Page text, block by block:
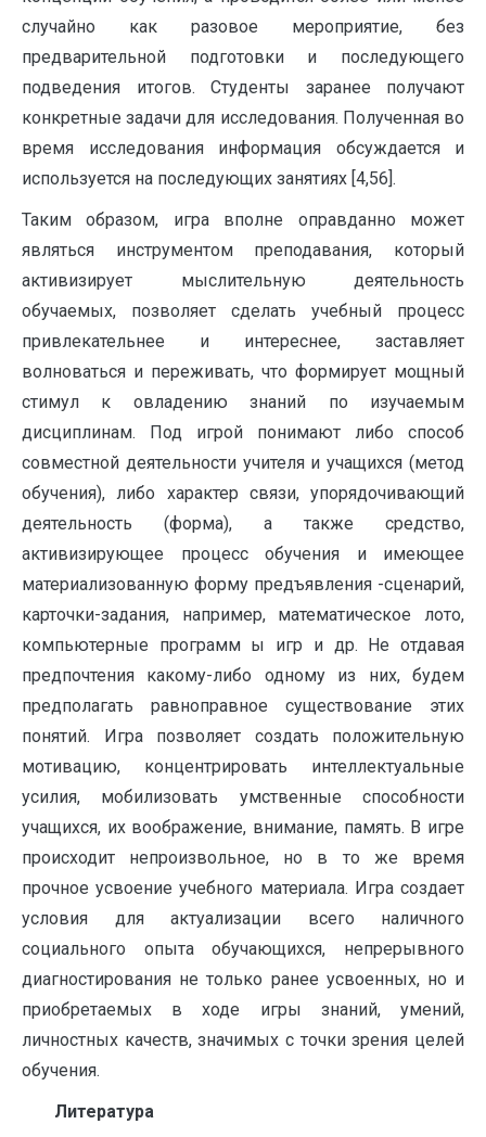
случайно как разовое мероприятие, без
предварительной подготовки и последующего
подведения итогов. Студенты заранее получают
конкретные задачи для исследования. Полученная во
время исследования информация обсуждается и
используется на последующих занятиях [4,56].
Таким образом, игра вполне оправданно может
являться инструментом преподавания, который
активизирует мыслительную деятельность
обучаемых, позволяет сделать учебный процесс
привлекательнее и интереснее, заставляет
волноваться и переживать, что формирует мощный
стимул к овладению знаний по изучаемым
дисциплинам. Под игрой понимают либо способ
совместной деятельности учителя и учащихся (метод
обучения), либо характер связи, упорядочивающий
деятельность (форма), а также средство,
активизирующее процесс обучения и имеющее
материализованную форму предъявления -сценарий,
карточки-задания, например, математическое лото,
компьютерные программ ы игр и др. Не отдавая
предпочтения какому-либо одному из них, будем
предполагать равноправное существование этих
понятий. Игра позволяет создать положительную
мотивацию, концентрировать интеллектуальные
усилия, мобилизовать умственные способности
учащихся, их воображение, внимание, память. В игре
происходит непроизвольное, но в то же время
прочное усвоение учебного материала. Игра создает
условия для актуализации всего наличного
социального опыта обучающихся, непрерывного
диагностирования не только ранее усвоенных, но и
приобретаемых в ходе игры знаний, умений,
личностных качеств, значимых с точки зрения целей
обучения.
Литература